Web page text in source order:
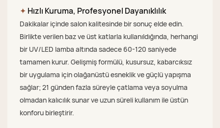
✦ Hızlı Kuruma, Profesyonel Dayanıklılık
Dakikalar içinde salon kalitesinde bir sonuç elde edin.
Birlikte verilen baz ve üst katlarla kullanıldığında, herhangi
bir UV/LED lamba altında sadece 60-120 saniyede
tamamen kurur. Gelişmiş formülü, kusursuz, kabarcıksız
bir uygulama için olağanüstü esneklik ve güçlü yapışma
sağlar; 21 günden fazla süreyle çatlama veya soyulma
olmadan kalıcılık sunar ve uzun süreli kullanım ile üstün
konforu birleştirir.